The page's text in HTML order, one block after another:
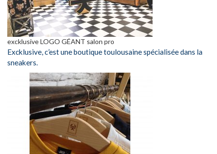
excklusive LOGO GÉANT salon pro
Excklusive, c’est une boutique toulousaine spécialisée dans la
sneakers.